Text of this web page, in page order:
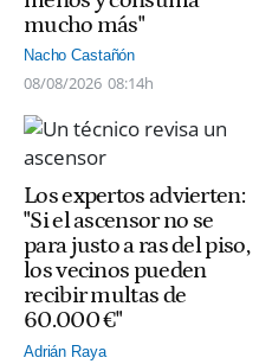
mucho más"
Nacho Castañón
08/08/2026 08:14h
Los expertos advierten:
"Si el ascensor no se
para justo a ras del piso,
los vecinos pueden
recibir multas de
60.000 €"
Adrián Raya